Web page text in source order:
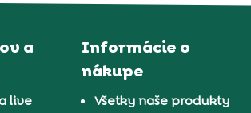
a
live
Informácie o
nákupe
Všetky naše produkty